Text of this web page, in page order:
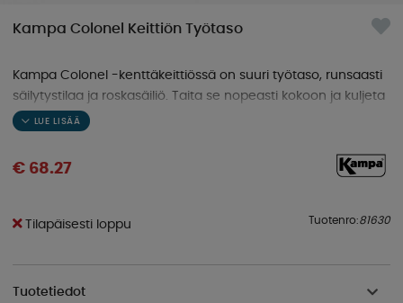
Kampa Colonel Keittiön Työtaso
Kampa Colonel -kenttäkeittiössä on suuri työtaso, runsaasti
säilytystilaa ja roskasäiliö. Taita se nopeasti kokoon ja kuljeta
helposti mukana tulevassa kantokassissa.
€ 68.27
Tilapäisesti loppu Tuotenro:81630
Tuotetiedot